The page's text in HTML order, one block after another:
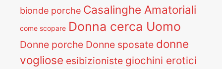
bionde porche Casalinghe Amatoriali
come scopare Donna cerca Uomo
Donne porche Donne sposate donne
vogliose esibizioniste giochini erotici